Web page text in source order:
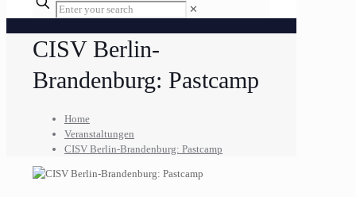
your
✕
CISV Berlin-
Brandenburg: Pastcamp
Home
Veranstaltungen
CISV Berlin-Brandenburg: Pastcamp